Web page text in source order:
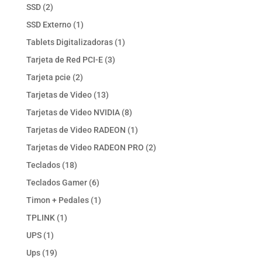
SSD 22
productos
SSD Externo 11
producto
Tablets Digitalizadoras 11
Tarjeta de Red PCI-E 33
Tarjeta pcie 22
productos
Tarjetas de Video 1313
productos
Tarjetas de Video NVIDIA 88
productos
Tarjetas de Video RADEON 11
producto
Tarjetas de Video RADEON PRO 22
Teclados 1818
productos
Teclados Gamer 66
productos
Timon + Pedales 11
TPLINK 11
UPS 11
producto
Ups 1919